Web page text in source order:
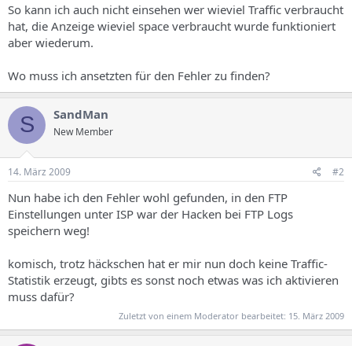
So kann ich auch nicht einsehen wer wieviel Traffic verbraucht
hat, die Anzeige wieviel space verbraucht wurde funktioniert
aber wiederum.
Wo muss ich ansetzten für den Fehler zu finden?
S SandMan
New Member
14. März 2009 #2
Nun habe ich den Fehler wohl gefunden, in den FTP
Einstellungen unter ISP war der Hacken bei FTP Logs
speichern weg!
komisch, trotz häckschen hat er mir nun doch keine Traffic-
Statistik erzeugt, gibts es sonst noch etwas was ich aktivieren
muss dafür?
Zuletzt von einem Moderator bearbeitet: 15. März 2009